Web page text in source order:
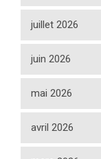
juillet 2026
juin 2026
mai 2026
avril 2026